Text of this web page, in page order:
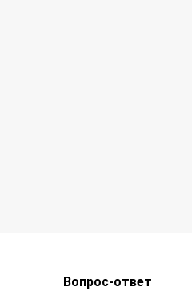
Вопрос-ответ